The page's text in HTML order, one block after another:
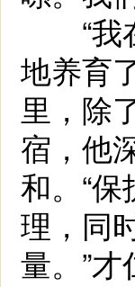
“我在
地养育
里，除
宿，他
和。“
理，同
量。”